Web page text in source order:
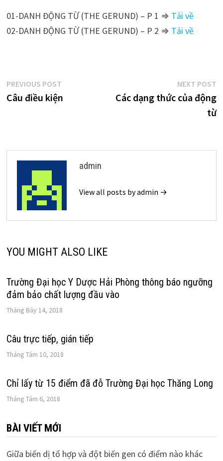
01-DANH ĐỘNG TỪ (THE GERUND) – P 1 ⇒ Tải về
02-DANH ĐỘNG TỪ (THE GERUND) – P 2 ⇒ Tải về
Điều
hướng
PREVIOUS POSTPrevious
post:
Câu điều kiện
NEXT POST
Các dạng thức của động
từ
admin
View all posts by admin →
YOU MIGHT ALSO LIKE
Trường Đại học Y Dược Hải Phòng thông báo ngưỡng
đảm bảo chất lượng đầu vào
Tháng Bảy 14, 2018
Câu trực tiếp, gián tiếp
Tháng Tám 10, 2018
Chỉ lấy từ 15 điểm đã đỗ Trường Đại học Thăng Long
Tháng Tám 6, 2018
BÀI VIẾT MỚI
Giữa biến dị tổ hợp và đột biến gen có điểm nào khác